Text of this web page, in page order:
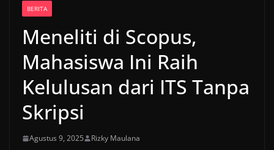
BERITA
Meneliti di Scopus,
Mahasiswa Ini Raih
Kelulusan dari ITS Tanpa
Skripsi
Agustus 9, 2025 Rizky Maulana